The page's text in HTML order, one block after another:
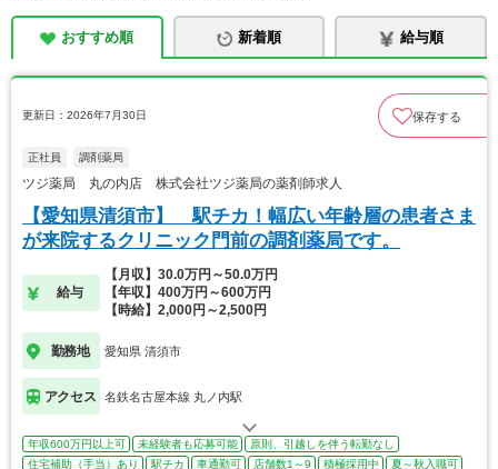
おすすめ順 新着順 給与順
更新日：2026年7月30日 保存する
正社員 調剤薬局
ツジ薬局 丸の内店 株式会社ツジ薬局の薬剤師求人
【愛知県清須市】 駅チカ！幅広い年齢層の患者さま
が来院するクリニック門前の調剤薬局です。
給与
【月収】30.0万円～50.0万円
【年収】400万円～600万円
【時給】2,000円～2,500円
勤務地 愛知県 清須市
アクセス 名鉄名古屋本線 丸ノ内駅
年収600万円以上可 未経験者も応募可能
原則、引越しを伴う転勤なし
住宅補助（手当）あり
駅チカ 車通勤可 店舗数1～9 積極採用中
夏～秋入職可